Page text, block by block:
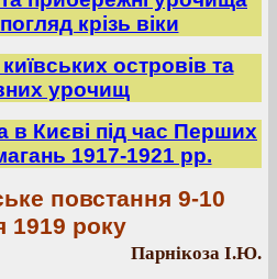
крізь віки
київських островів та
урочищ
в Києві під час Перших
1917-1921 рр.
повстання 9-10
1919 року
Парнікоза І.Ю.